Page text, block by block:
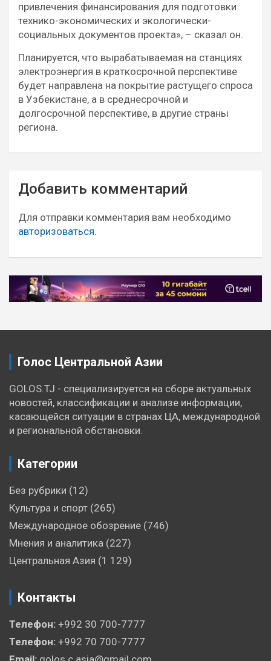
привлечения финансирования для подготовки
технико-экономических и экологически-
социальных документов проекта», – сказал он.
Планируется, что вырабатываемая на станциях
электроэнергия в краткосрочной перспективе
будет направлена на покрытие растущего спроса
в Узбекистане, а в среднесрочной и
долгосрочной перспективе, в другие страны
региона.
Навигация
по
записям
Добавить комментарий
Для отправки комментария вам необходимо
авторизоваться.
Голос Центральной Азии
GOLOS.TJ - специализируется на сборе актуальных
новостей, классификации и анализе информации,
касающейся ситуации в странах ЦА, международной
и региональной обстановки.
Категории
Без рубрики (12)
Культура и спорт (265)
Международное обозрение (746)
Мнения и аналитика (227)
Центральная Азия (1 129)
Контакты
Телефон: +992 30 700-7777
Телефон: +992 70 700-7777